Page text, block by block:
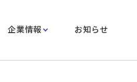
企業情報 お知らせ